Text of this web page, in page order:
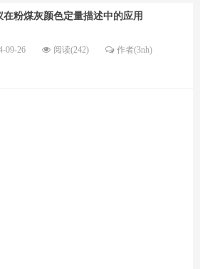
仪型号
在粉煤灰颜色定量描述中的应用
09-26 阅读(242) 作者(3nh)